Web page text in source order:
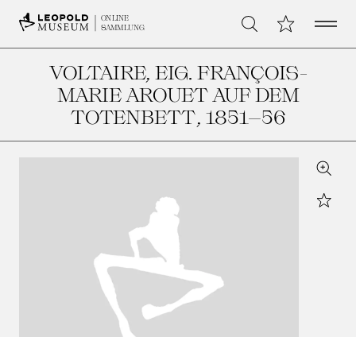
ONLINE
SAMMLUNG
Suche Meine Open
VOLTAIRE, EIG. FRANÇOIS-
MARIE AROUET AUF DEM
TOTENBETT, 1851–56
Zoom
Star